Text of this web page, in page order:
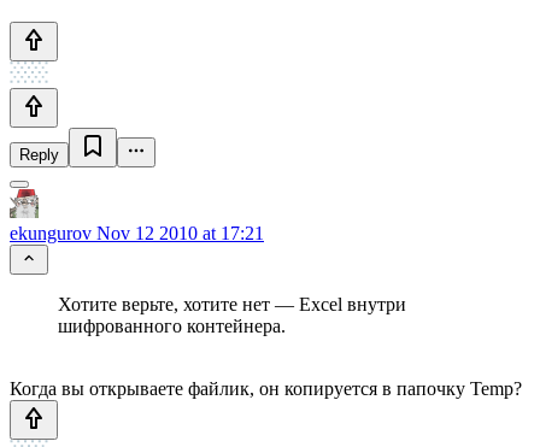
Reply
ekungurov Nov 12 2010 at 17:21
Хотите верьте, хотите нет — Excel внутри
шифрованного контейнера.
Когда вы открываете файлик, он копируется в папочку Temp?